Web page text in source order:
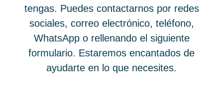
tengas. Puedes contactarnos por redes
sociales, correo electrónico, teléfono,
WhatsApp o rellenando el siguiente
formulario. Estaremos encantados de
ayudarte en lo que necesites.